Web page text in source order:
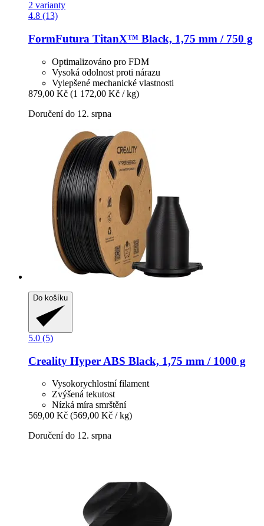
2 varianty
4.8 (13)
FormFutura TitanX™ Black, 1,75 mm / 750 g
Optimalizováno pro FDM
Vysoká odolnost proti nárazu
Vylepšené mechanické vlastnosti
879,00 Kč (1 172,00 Kč / kg)
Doručení do 12. srpna
Do košíku
5.0 (5)
Creality Hyper ABS Black, 1,75 mm / 1000 g
Vysokorychlostní filament
Zvýšená tekutost
Nízká míra smrštění
569,00 Kč (569,00 Kč / kg)
Doručení do 12. srpna